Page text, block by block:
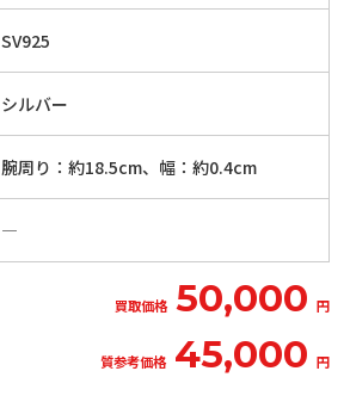
SV925
シルバー
腕周り：約18.5cm、幅：約0.4cm
―
買取価格 50,000 円
質参考価格 45,000 円